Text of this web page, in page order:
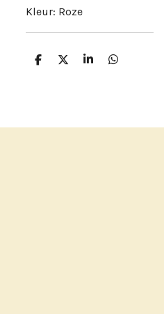
Kleur: Roze
D
D
S
D